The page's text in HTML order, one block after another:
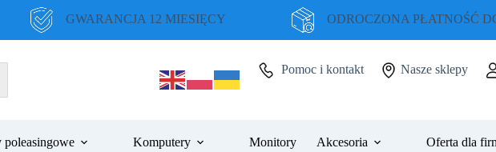
GWARANCJA 12 MIESIĘCY ODROCZONA PŁATNOŚĆ
Pomoc i kontakt Nasze sklepy
poleasingowe Komputery Monitory Akcesoria Oferta dla